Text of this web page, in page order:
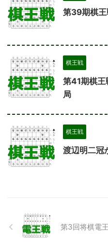
第39期棋
棋王戦
第41期棋王
局
棋王戦
渡辺明二冠
第3回将棋電